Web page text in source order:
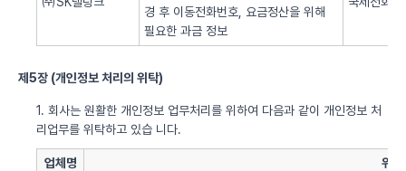
경 후 이동전화번호, 요금정산을 위해
필요한 과금 정보
제5장 (개인정보 처리의 위탁)
1. 회사는 원활한 개인정보 업무처리를 위하여 다음과 같이 개인정보 처
리업무를 위탁하고 있습 니다.
업체명 위탁